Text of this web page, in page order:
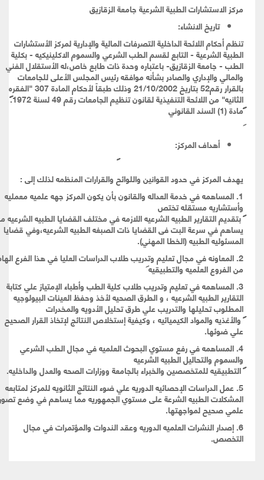
مركز الاستشارات الطبية الشرعية جامعة الزقازيق
تاريخ الانشاء:
تنظم أحكام اللائحة الداخلية التصرفات المالية والإدارية لمركز الأستشارات
الطبية الشرعية - التابع لقسم الطب الشرعي والسموم الاكلينيكيه - بكلية
الطب - جامعة الزقازيق- باعتباره وحدة ذات طابع خاص،له الأستقلال الفني
والمالي والإداري والصادر بشأنه موافقه رئيس المجلس الأعلى للجامعات
بالقرار رقم52 بتاريخ 21/10/2002 وذلك طبقاً لأحكام المادة307"الفقره
الثانيه" من اللائحة التنفيذية لقانون تنظيم الجامعات رقم 49 لسنة .
مادة (1) السند القانوني
أهداف المركز:
يهدف المركز في حدود القوانين واللوائح والقرارات المنظمه لذلك إلى :
1. المساهمه في خدمة العداله والقانون بأن يكون المركز جهه علميه معمليه
وأستشاريه مستقله تختص
بتقديم التقارير الطبيه الشرعيه اللازمه في مختلف القضايا الطبيه الشرعيه
يساهم في سرعة البت فى القضايا ذات الصبغه الطبيه الشرعيه،وفي قضايا
المسئوليه الطبيه (الخطا المهني).
2. المعاونه في مجال تعليم وتدريب طلاب الدراسات العليا في هذا الفرع
من الفروع العلميه والتطبيقيه
3. المساهمه في تعليم وتدريب طلاب كلية الطب وأطباء الإمتياز علي كتابة
التقارير الطبيه الشرعيه ، و الطرق الصحيه لأخذ وحفظ العينات البيولوجيه
المطلوب تحليلها والتدريب علي طرق تحليل الأدويه والمخدرات
والأغذيه والمواد الكيميائيه ، وكيفية إستخلاص النتائج لإتخاذ القرار الصحيح
علي ضوئها.
4. المساهمه في رفع مستوي البحوث العلميه في مجال الطب الشرعي
والسموم والتحاليل الطبيه الشرعيه
التطبيقيه للمتخصصين والخبراء بالجامعة ووزارات الصحه والعدل والداخليه.
5. عمل الدراسات الإحصائيه الدوريه علي ضوء النتائج الثانويه للمركز لمتابعه
المشكلات الطبيه الشرعة على مستوي الجمهوريه مما يساهم في وضع
علمي صحيح لمواجهتها.
6. إصدار النشرات العلميه الدوريه وعقد الندوات والمؤتمرات في مجال
التخصص.